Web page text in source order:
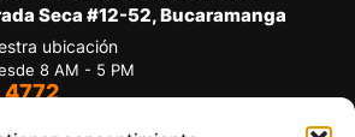
Seca #12-52, Bucaramanga
ubicación
8 AM - 5 PM
4772
WhatsApp